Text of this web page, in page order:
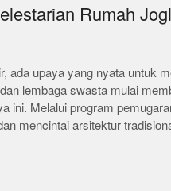
Rumah
ada upaya yang nyata untuk
lembaga swasta mulai
ini. Melalui program
mencintai arsitektur